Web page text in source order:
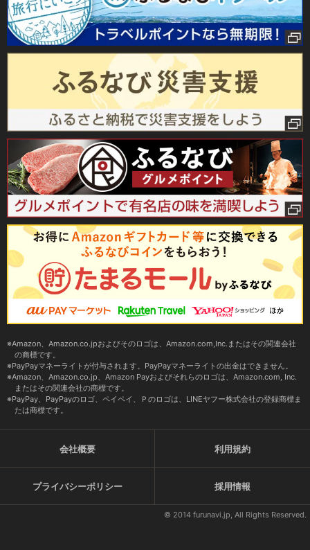
Amazon、Amazon.co.jpおよびそのロゴは、Amazon.com,Inc.またはその関連会社
の商標です。
PayPayマネーライトが付与されます。PayPayマネーライトの出金はできません。
Amazon、Amazon.co.jp、Amazon Payおよびそれらのロゴは、Amazon.com, Inc.
またはその関連会社の商標です。
PayPay、PayPayのロゴ、ペイペイ、Ｐのロゴは、LINEヤフー株式会社の登録商標ま
たは商標です。
会社概要 利用規約
プライバシーポリシー 採用情報
© 2014 furunavi.jp, All Rights Reserved.